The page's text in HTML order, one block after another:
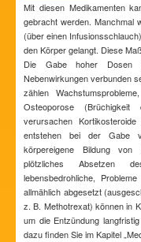
Mit diesen Medikamenten
gebracht werden. Manchmal
(über einen
den Körper gelangt. Diese
Die Gabe hoher Dosen
Nebenwirkungen verbunden
zählen
Osteoporose
verursachen
entstehen bei der Gabe
körpereigene Bildung
plötzliches Absetzen
lebensbedrohliche,
allmählich abgesetzt
z. B. Methotrexat) können in
um die Entzündung
dazu finden Sie im Kapitel